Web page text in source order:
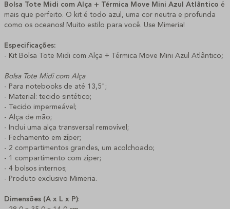
Bolsa Tote Midi com Alça + Térmica Move Mini Azul Atlântico é
mais que perfeito. O kit é todo azul, uma cor neutra e profunda
como os oceanos! Muito estilo para você. Use Mimeria!
Especificações:
- Kit Bolsa Tote Midi com Alça + Térmica Move Mini Azul Atlântico;
Bolsa Tote Midi com Alça
- Para notebooks de até 13,5";
- Material: tecido sintético;
- Tecido impermeável;
- Alça de mão;
- Inclui uma alça transversal removível;
- Fechamento em zíper;
- 2 compartimentos grandes, um acolchoado;
- 1 compartimento com zíper;
- 4 bolsos internos;
- Produto exclusivo Mimeria.
Dimensões (A x L x P):